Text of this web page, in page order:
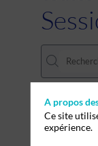
DATES
15 sept.
A propos
Ce site
expérience.